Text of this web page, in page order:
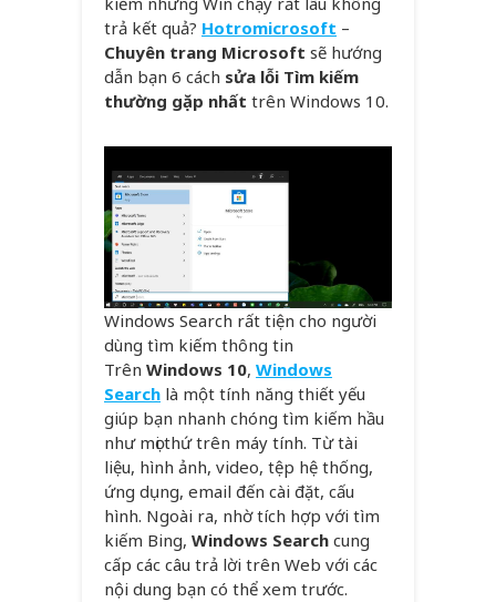
trả kết quả? Hotromicrosoft –
Chuyên trang Microsoft sẽ hướng
dẫn bạn 6 cách sửa lỗi Tìm kiếm
thường gặp nhất trên Windows 10.
Windows Search rất tiện cho người
dùng tìm kiếm thông tin
Trên Windows 10, Windows
Search là một tính năng thiết yếu
giúp bạn nhanh chóng tìm kiếm hầu
như mọi thứ trên máy tính. Từ tài
liệu, hình ảnh, video, tệp hệ thống,
ứng dụng, email đến cài đặt, cấu
hình. Ngoài ra, nhờ tích hợp với tìm
kiếm Bing, Windows Search cung
cấp các câu trả lời trên Web với các
nội dung bạn có thể xem trước.